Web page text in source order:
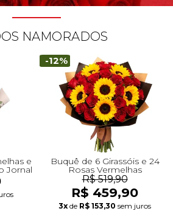
Flores
Ocasião
Família
Todos
NAMORADOS
e
Jornal
-12%
Buquê de 6 Girassóis e 24
Rosas Vermelhas
R$ 519,90
R$ 459,90
3x de R$ 153,30 sem juros